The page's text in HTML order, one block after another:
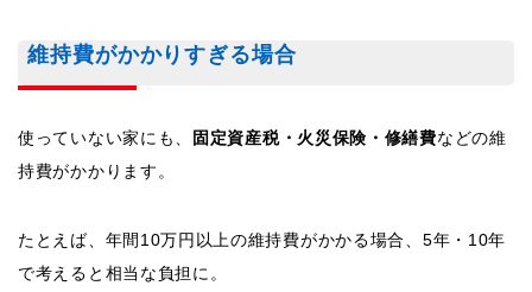
維持費がかかりすぎる場合
使っていない家にも、 固定資産税・火災保険・修繕費などの維
持費がかかります。
たとえば、年間10万円以上の維持費がかかる場合、5年・10年
で考えると相当な負担に。